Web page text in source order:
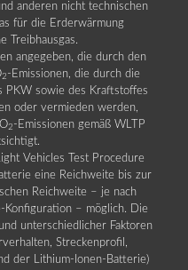
anderen nicht technischen
für die Erderwärmung
Treibhausgas.
angegeben, die durch den
2 -Emissionen, die durch die
PKW sowie des Kraftstoffes
oder vermieden werden,
2 -Emissionen gemäß WLTP
Vehicles Test Procedure
eine Reichweite bis zur
Reichweite – je nach
– möglich. Die
unterschiedlicher Faktoren
Streckenprofil,
der Lithium-Ionen-Batterie)